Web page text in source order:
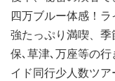
四万ブルー体感！
強たっぷり満喫、
保､草津､万座等の
イド同行少人数ツア